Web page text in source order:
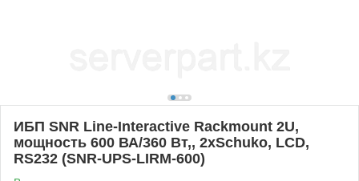
ИБП SNR Line-Interactive Rackmount 2U,
мощность 600 ВА/360 Вт,, 2xSchuko, LCD,
RS232 (SNR-UPS-LIRM-600)